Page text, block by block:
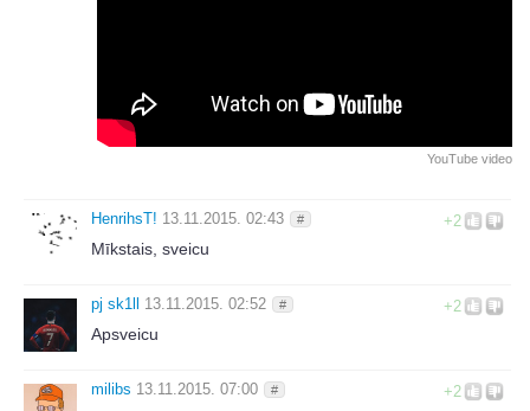
YouTube video
+2
HenrihsT! 13.11.2015. 02:43 #
Mīkstais, sveicu
+2
pj sk1ll 13.11.2015. 02:52 #
Apsveicu
+2
milibs 13.11.2015. 07:00 #